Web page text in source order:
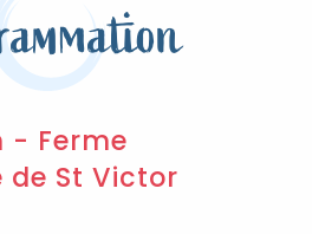
- Ferme
St Victor